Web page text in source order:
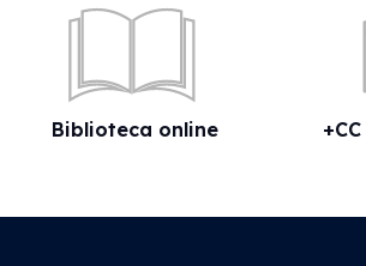
Biblioteca online